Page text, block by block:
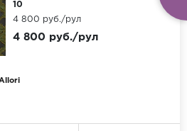
10
4 800 руб./рул
4 800 руб./рул